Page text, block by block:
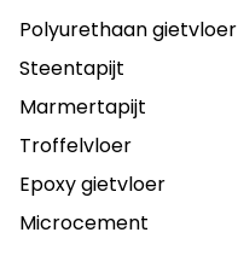
Polyurethaan gietvloer
Steentapijt
Marmertapijt
Troffelvloer
Epoxy gietvloer
Microcement